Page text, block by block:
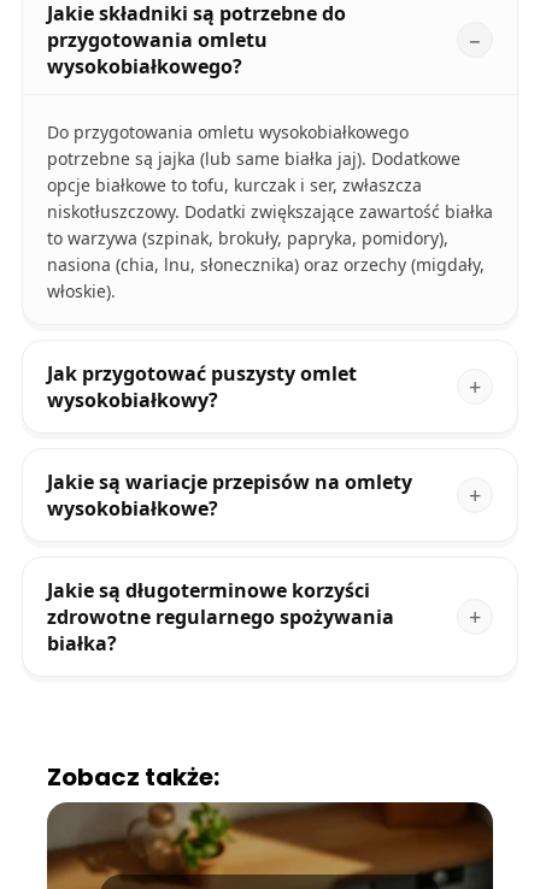
Jakie składniki są potrzebne do
przygotowania omletu
wysokobiałkowego?
Do przygotowania omletu wysokobiałkowego
potrzebne są jajka (lub same białka jaj). Dodatkowe
opcje białkowe to tofu, kurczak i ser, zwłaszcza
niskotłuszczowy. Dodatki zwiększające zawartość białka
to warzywa (szpinak, brokuły, papryka, pomidory),
nasiona (chia, lnu, słonecznika) oraz orzechy (migdały,
włoskie).
Jak przygotować puszysty omlet
wysokobiałkowy?
Jakie są wariacje przepisów na omlety
wysokobiałkowe?
Jakie są długoterminowe korzyści
zdrowotne regularnego spożywania
białka?
Zobacz także: